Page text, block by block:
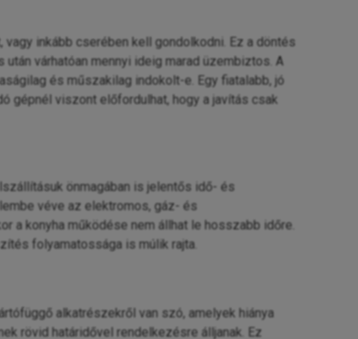
inkább cserében kell gondolkodni. Ez a döntés
várhatóan mennyi ideig marad üzembiztos. A
és műszakilag indokolt-e. Egy fiatalabb, jó
gépnél viszont előfordulhat, hogy a javítás csak
önmagában is jelentős idő- és
véve az elektromos, gáz- és
a konyha működése nem állhat le hosszabb időre.
folyamatossága is múlik rajta.
alkatrészekről van szó, amelyek hiánya
rövid határidővel rendelkezésre álljanak. Ez